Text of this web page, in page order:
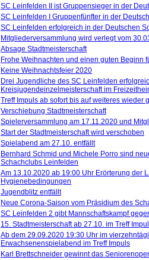
SC Leinfelden II ist Gruppensieger in der
SC Leinfelden I Gruppenfünfter in der
SC Leinfelden erfolgreich in der Deutschen
Mitgliederversammlung wird verlegt vom
Absage Stadtmeisterschaft
Frohe Weihnachten und einen guten Beginn
Keine Weihnachtsfeier 2020
Drei Jugendliche des SC Leinfelden
Kreisjugendeinzelmeisterschaft im
Treff Impuls ab sofort bis auf weiteres wieder
Verschiebung Stadtmeisterschaft
Spielerversammlung am 17.11.2020 und
Start der Stadtmeisterschaft wird verschoben
Spielabend am 27.10. entfällt
Bernhard Schmid und Michele Porro sind
Schachclubs Leinfelden
Am 13.10.2020 ab 19:00 Uhr Erörterung der
Hygienebedingungen
Jugendblitz entfällt
Neue Corona-Saison vom Präsidium des
SC Leinfelden 2 gibt Mannschaftskampf
15. Stadtmeisterschaft ab 27.10. im Treff
Ab dem 29.09.2020 19:30 Uhr im
Erwachsenenspielabend im Treff Impuls
Karl Brettschneider gewinnt das